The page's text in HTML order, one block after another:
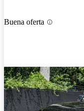
Buena oferta